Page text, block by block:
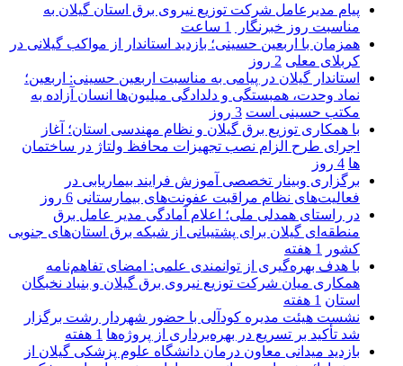
پیام مدیرعامل شركت توزیع نیروی برق استان گیلان به
مناسبت روز خبرنگار ‌
1 ساعت
همزمان با اربعین حسینی؛ بازدید استاندار از مواکب گیلانی در
کربلای معلی 2 روز
استاندار گیلان در پیامی به مناسبت اربعین حسینی: اربعین؛
نماد وحدت، همبستگی و دلدادگی میلیون‌ها انسان آزاده به
مکتب حسینی است 3 روز
با همکاری توزیع برق گیلان و نظام مهندسی استان؛ آغاز
اجرای طرح الزام نصب تجهیزات محافظ ولتاژ در ساختمان
ها 4 روز
برگزاری وبینار تخصصی آموزش فرایند بیماریابی در
فعالیت‌های نظام مراقبت عفونت‌های بیمارستانی 6 روز
در راستای همدلی ملی؛ اعلام آمادگی مدیر عامل برق
منطقه‌ای گیلان برای پشتیبانی از شبكه برق استان‌های جنوبی
كشور
1 هفته
با هدف بهره‌گیری از توانمندی علمی: امضای تفاهم‌نامه
همكاری میان شركت توزیع نیروی برق گیلان و بنیاد نخبگان
استان 1 هفته
نشست هیئت مدیره کودآلی با حضور شهردار رشت برگزار
شد تأکید بر تسریع در بهره‌برداری از پروژه‌ها 1 هفته
بازدید میدانی معاون درمان دانشگاه علوم پزشکی گیلان از